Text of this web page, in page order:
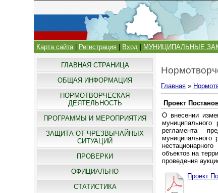
Карта сайта| Регистрация Вход МУНИЦИПАЛЬНЫЕ
ГЛАВНАЯ СТРАНИЦА
ОБЩАЯ ИНФОРМАЦИЯ
НОРМОТВОРЧЕСКАЯ
ДЕЯТЕЛЬНОСТЬ
ПРОГРАММЫ И МЕРОПРИЯТИЯ
ЗАЩИТА ОТ ЧРЕЗВЫЧАЙНЫХ
СИТУАЦИЙ
ПРОВЕРКИ
ОФИЦИАЛЬНО
СТАТИСТИКА
Главная »
Проект
О внесении
регламента
муниципального
объектов на
проведения
Проект